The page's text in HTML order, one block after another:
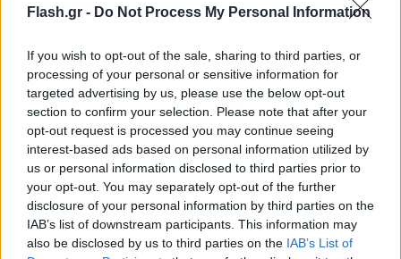
Flash.gr - Do Not Process My Personal Information
If you wish to opt-out of the sale, sharing to third parties, or
processing of your personal or sensitive information for
targeted advertising by us, please use the below opt-out
section to confirm your selection. Please note that after your
opt-out request is processed you may continue seeing
interest-based ads based on personal information utilized by
us or personal information disclosed to third parties prior to
your opt-out. You may separately opt-out of the further
disclosure of your personal information by third parties on the
IAB’s list of downstream participants. This information may
also be disclosed by us to third parties on the IAB’s List of
Το 2018 η επιτροπή μας εκπόνησε μια μελέτη με
Δημόσιο για τη μετατροπή της Ελλάδας σε
παγκόσμιο κόμβο για την προσέλκυση
τεχνολογικών εταιρειών.
Ορισμένες από αυτές τις προτάσεις έχουν ήδη
εγκριθεί και έχουν βοηθήσει σημαντικά το
οικοσύστημα. Μερικά παραδείγματα: